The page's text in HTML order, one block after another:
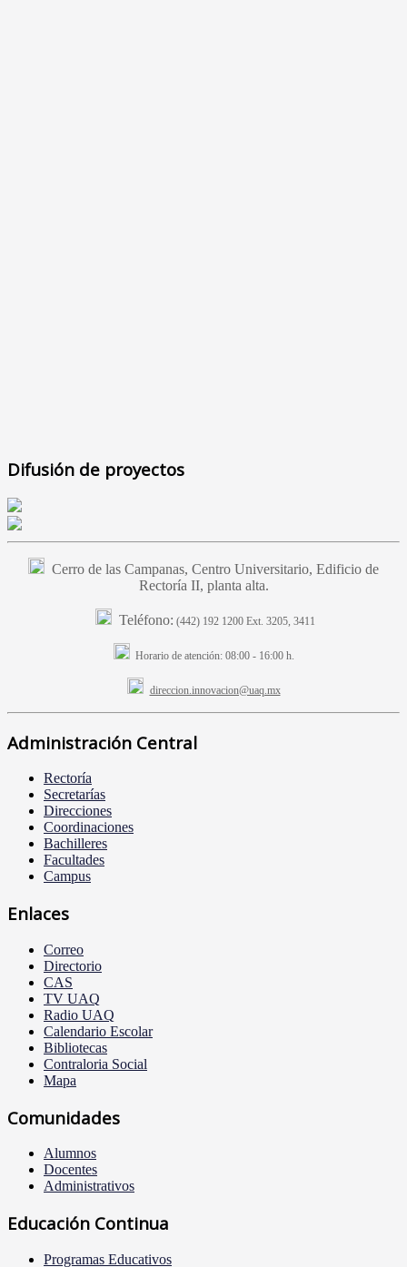
Difusión de proyectos
Cerro de las Campanas, Centro Universitario, Edificio de
Rectoría II, planta alta.
Teléfono: (442) 192 1200 Ext. 3205, 3411
Horario de atención:08:00 - 16:00 h.
direccion.innovacion@uaq.mx
Administración Central
Rectoría
Secretarías
Direcciones
Coordinaciones
Bachilleres
Facultades
Campus
Enlaces
Correo
Directorio
CAS
TV UAQ
Radio UAQ
Calendario Escolar
Bibliotecas
Contraloria Social
Mapa
Comunidades
Alumnos
Docentes
Administrativos
Educación Continua
Programas Educativos